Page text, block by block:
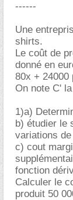
------
Une
shirts.
Le coût de
donné en
80x + 24000
On note C'
1)a)
b) étudier le
variations
c) cout
fonction
Calculer le
produit 50